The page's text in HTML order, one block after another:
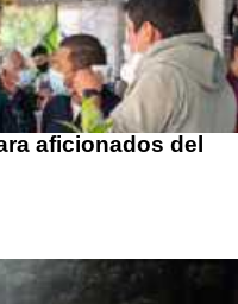
aficionados del